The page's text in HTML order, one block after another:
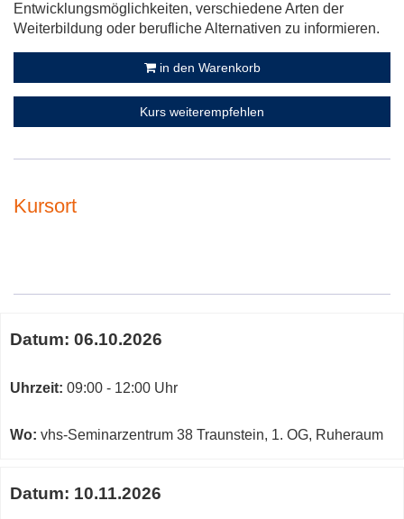
Entwicklungsmöglichkeiten, verschiedene Arten der
Weiterbildung oder berufliche Alternativen zu informieren.
in den Warenkorb
Kurs weiterempfehlen
Kursort
zum
Kurs
Datum: 06.10.2026
Uhrzeit: 09:00 - 12:00 Uhr
Wo: vhs-Seminarzentrum 38 Traunstein, 1. OG, Ruheraum
Datum: 10.11.2026